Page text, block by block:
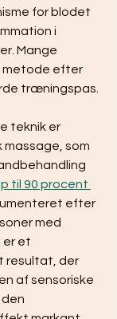
for blodet
i
Mange
metode efter
træningspas.
teknik er
massage, som
til 90 procent
efter
med
er et
resultat, der
af sensoriske